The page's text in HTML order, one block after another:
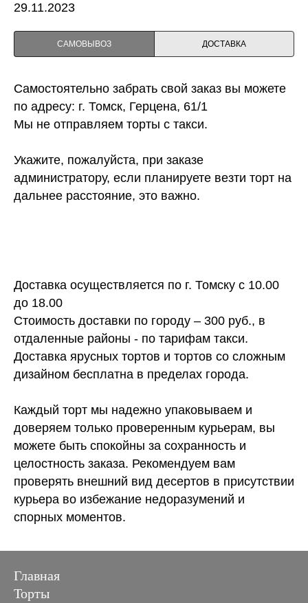
29.11.2023
САМОВЫВОЗ ДОСТАВКА
Самостоятельно забрать свой заказ вы можете
по адресу: г. Томск, Герцена, 61/1
Мы не отправляем торты с такси.
Укажите, пожалуйста, при заказе
администратору, если планируете везти торт на
дальнее расстояние, это важно.
Доставка осуществляется по г. Томску с 10.00
до 18.00
Стоимость доставки по городу – 300 руб., в
отдаленные районы - по тарифам такси.
Доставка ярусных тортов и тортов со сложным
дизайном бесплатна в пределах города.
Каждый торт мы надежно упаковываем и
доверяем только проверенным курьерам, вы
можете быть спокойны за сохранность и
целостность заказа. Рекомендуем вам
проверять внешний вид десертов в присутствии
курьера во избежание недоразумений и
спорных моментов.
Главная
Торты